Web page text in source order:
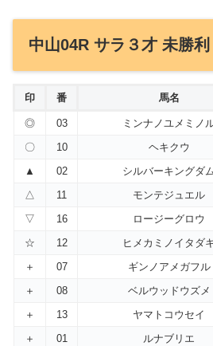
中山04R サラ３才 未勝
印 番 馬名
◎ 03 ミンナノユメミノ
〇
10 ヘキクウ
▲
02 シルバーキングダ
△
11 モンテジュエル
▽
16 ロージーグロウ
☆
12 ヒメカミノイタダ
＋
07 ギンノアメガフル
＋
08 ベルウッドウズメ
＋
13 ヤマトコウセイ
＋
01 ルナブリエ